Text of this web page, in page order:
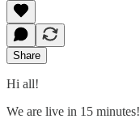
Share
Hi all!
We are live in 15 minutes!